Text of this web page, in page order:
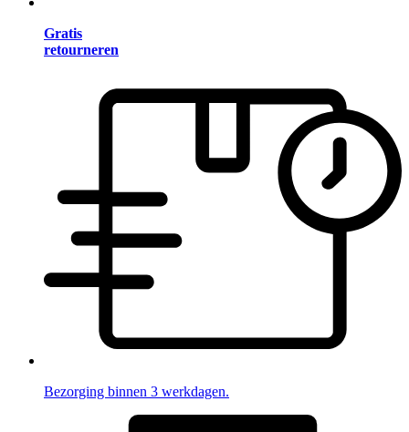
Gratis
retourneren
Bezorging binnen 3 werkdagen.